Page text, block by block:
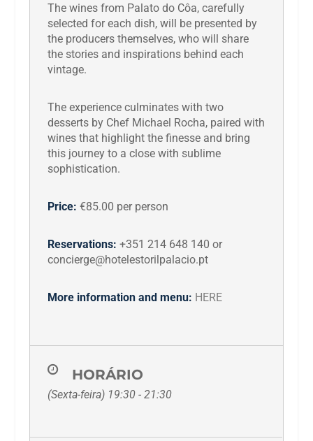
The wines from Palato do Côa, carefully
selected for each dish, will be presented by
the producers themselves, who will share
the stories and inspirations behind each
vintage.
The experience culminates with two
desserts by Chef Michael Rocha, paired with
wines that highlight the finesse and bring
this journey to a close with sublime
sophistication.
Price: €85.00 per person
Reservations: +351 214 648 140 or
concierge@hotelestorilpalacio.pt
More information and menu: HERE
HORÁRIO
(Sexta-feira) 19:30 - 21:30